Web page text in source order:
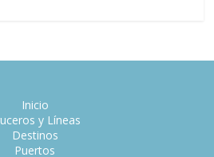
Inicio
y Líneas
Destinos
Puertos